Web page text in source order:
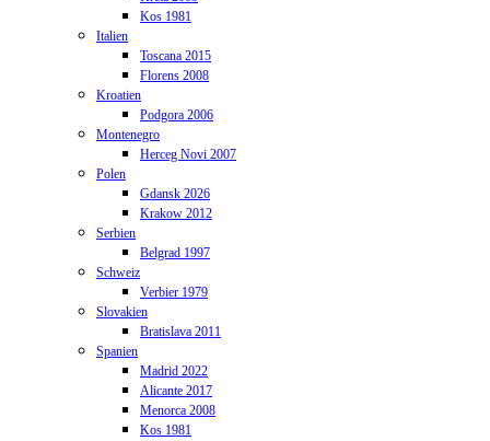
Kos 1981
Italien
Toscana 2015
Florens 2008
Kroatien
Podgora 2006
Montenegro
Herceg Novi 2007
Polen
Gdansk 2026
Krakow 2012
Serbien
Belgrad 1997
Schweiz
Verbier 1979
Slovakien
Bratislava 2011
Spanien
Madrid 2022
Alicante 2017
Menorca 2008
Kos 1981